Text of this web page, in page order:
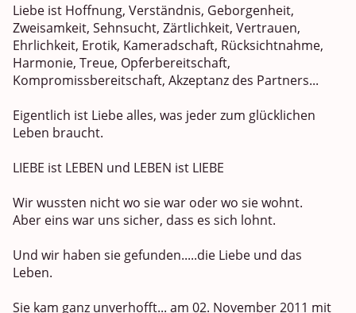
Liebe ist Hoffnung, Verständnis, Geborgenheit,
Zweisamkeit, Sehnsucht, Zärtlichkeit, Vertrauen,
Ehrlichkeit, Erotik, Kameradschaft, Rücksichtnahme,
Harmonie, Treue, Opferbereitschaft,
Kompromissbereitschaft, Akzeptanz des Partners...
Eigentlich ist Liebe alles, was jeder zum glücklichen
Leben braucht.
LIEBE ist LEBEN und LEBEN ist LIEBE
Wir wussten nicht wo sie war oder wo sie wohnt.
Aber eins war uns sicher, dass es sich lohnt.
Und wir haben sie gefunden.....die Liebe und das
Leben.
Sie kam ganz unverhofft... am 02. November 2011 mit